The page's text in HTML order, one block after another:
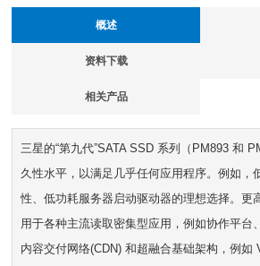
概述
资料下载
相关产品
三星的“第九代”SATA SSD 系列（PM893 和
久性水平，以满足几乎任何应用程序。例如，
性、低功耗服务器启动驱动器的理想选择。更
用于各种主流读取密集型应用，例如协作平台
内容交付网络(CDN) 和超融合基础架构，例如